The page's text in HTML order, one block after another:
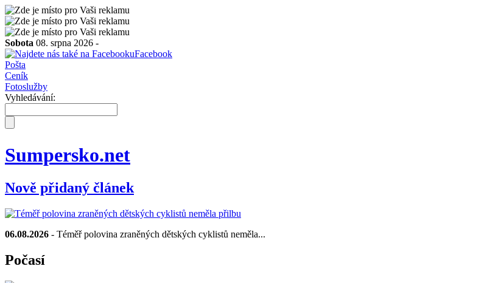
Sobota 08. srpna 2026 -
Facebook
Pošta
Ceník
Fotoslužby
Vyhledávání:
Sumpersko.net
Nově přidaný článek
06.08.2026 - Téměř polovina zraněných dětských cyklistů neměla...
Počasí